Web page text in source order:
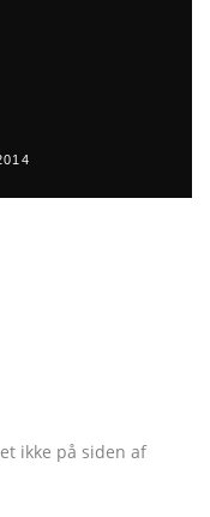
ikke på siden af